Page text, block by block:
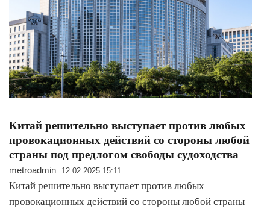
Китай решительно выступает против любых
провокационных действий со стороны любой
страны под предлогом свободы судоходства
metroadmin 12.02.2025 15:11
Китай решительно выступает против любых
провокационных действий со стороны любой страны